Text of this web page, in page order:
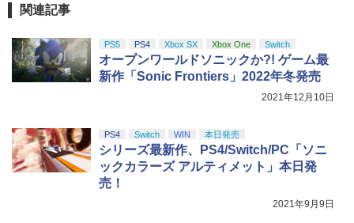
5
【純正品】Xbox ワイヤレス コントロー
￥8,589
劇場版「鬼滅の刃」無限城編 第一章 猗
￥7,828
関連記事
PS5 PS4 Xbox SX Xbox One Switch
オープンワールドソニックか?! ゲーム最
新作「Sonic Frontiers」2022年冬発売
2021年12月10日
PS4 Switch WIN 本日発売
シリーズ最新作、PS4/Switch/PC「ソニ
ックカラーズ アルティメット」本日発
売！
2021年9月9日